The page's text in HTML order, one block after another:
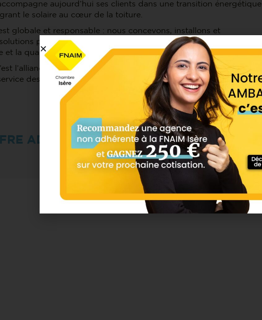
aujourd’hui ses clients dans une transition énergétique
le solaire au cœur de la toiture.
globale et responsable : nous concevons, installons et
photovoltaïques adaptées à chaque bâtiment, avec la
et la qualité d’exécution d’un charpentier de métier.
l’alliance du métier de charpentier et de la performance
des particuliers, professionnels et collectivités en région
ADHÉRENT